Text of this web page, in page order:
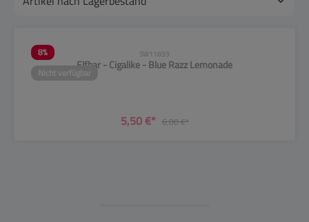
8%
Nicht verfügbar
SW11833
Elfbar - Cigalike - Blue Razz Lemonade
5,50 €* 6,00 €*